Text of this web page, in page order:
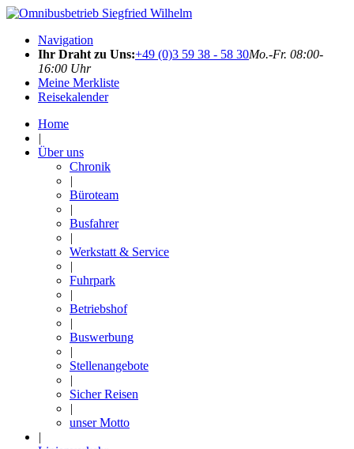
Navigation
Ihr Draht zu Uns:+49 (0)3 59 38 - 58 30Mo.-Fr. 08:00-
16:00 Uhr
Meine Merkliste
Reisekalender
Home
|
Über uns
Chronik
|
Büroteam
|
Busfahrer
|
Werkstatt & Service
|
Fuhrpark
|
Betriebshof
|
Buswerbung
|
Stellenangebote
|
Sicher Reisen
|
unser Motto
|